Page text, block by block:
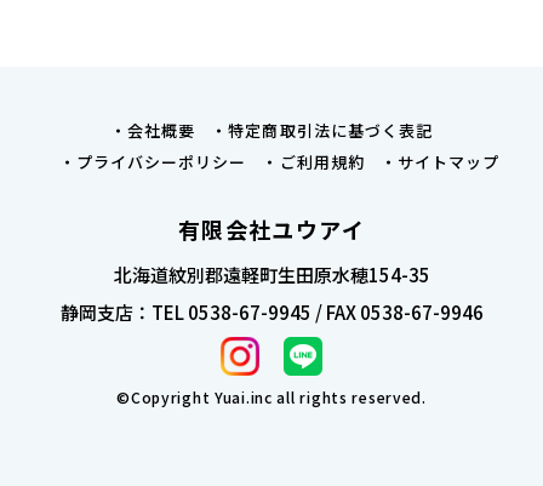
会社概要
特定商取引法に基づく表記
プライバシーポリシー
ご利用規約 サイトマップ
有限会社ユウアイ
北海道紋別郡遠軽町生田原水穂154-35
静岡支店：TEL 0538-67-9945 / FAX 0538-67-9946
©Copyright Yuai.inc all rights reserved.